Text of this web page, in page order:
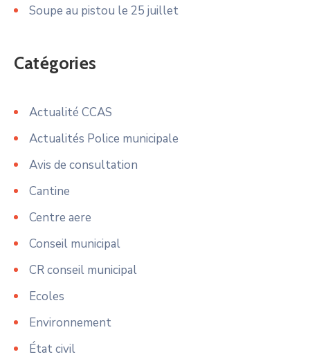
Soupe au pistou le 25 juillet
Catégories
Actualité CCAS
Actualités Police municipale
Avis de consultation
Cantine
Centre aere
Conseil municipal
CR conseil municipal
Ecoles
Environnement
État civil